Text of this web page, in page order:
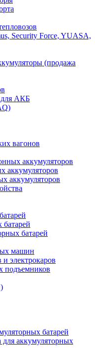
Security Force, YUASA,
(продажа
для АКБ
вагонов
аккумуляторов
аккумуляторов
аккумуляторов
батарей
машин
электрокаров
подъемников
батарей
для аккумуляторных